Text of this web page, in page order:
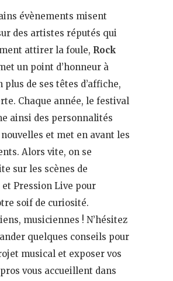
évènements misent
des artistes réputés qui
attirer la foule, Rock
un point d’honneur à
plus de ses têtes d’affiche,
Chaque année, le festival
ainsi des personnalités
et met en avant les
Alors vite, on se
sur les scènes de
Pression Live pour
soif de curiosité.
musiciennes ! N’hésitez
quelques conseils pour
musical et exposer vos
vous accueillent dans